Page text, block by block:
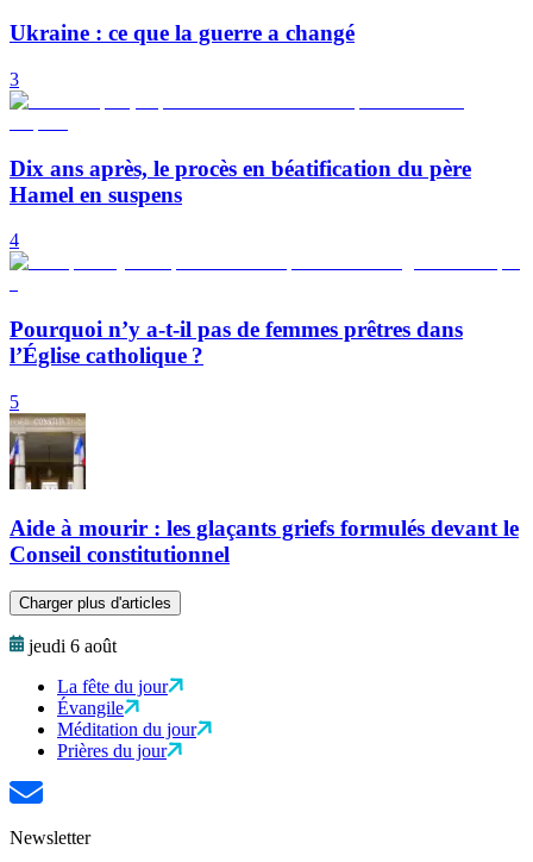
Ukraine : ce que la guerre a changé
3
Dix ans après, le procès en béatification du père
Hamel en suspens
4
Pourquoi n’y a-t-il pas de femmes prêtres dans
l’Église catholique ?
5
Aide à mourir : les glaçants griefs formulés devant le
Conseil constitutionnel
Charger plus d'articles
jeudi 6 août
La fête du jour
Évangile
Méditation du jour
Prières du jour
Newsletter